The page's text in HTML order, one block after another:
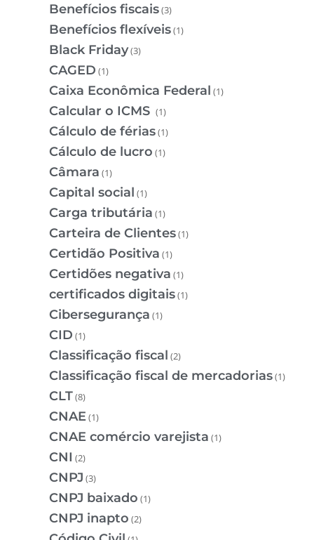
Benefícios fiscais(3)
Benefícios flexíveis(1)
Black Friday(3)
CAGED (1)
Caixa Econômica Federal (1)
Calcular o ICMS (1)
Cálculo de férias(1)
Cálculo de lucro (1)
Câmara (1)
Capital social (1)
Carga tributária (1)
Carteira de Clientes(1)
Certidão Positiva (1)
Certidões negativa (1)
certificados digitais(1)
Cibersegurança (1)
CID (1)
Classificação fiscal (2)
Classificação fiscal de mercadorias(1)
CLT(8)
CNAE(1)
CNAE comércio varejista (1)
CNI (2)
CNPJ (3)
CNPJ baixado (1)
CNPJ inapto (2)